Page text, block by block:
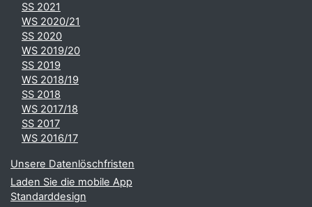
SS 2021
WS 2020/21
SS 2020
WS 2019/20
SS 2019
WS 2018/19
SS 2018
WS 2017/18
SS 2017
WS 2016/17
Unsere Datenlöschfristen
Laden Sie die mobile App
Standarddesign